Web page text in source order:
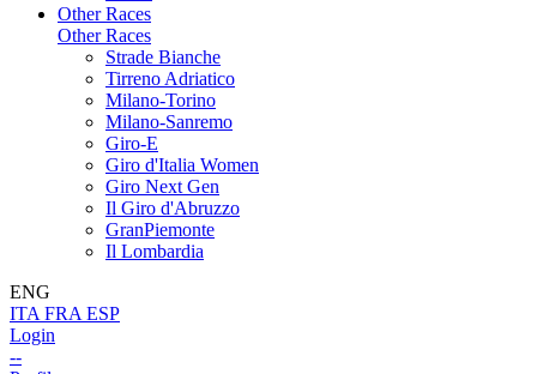
Other Races
Other Races
Strade Bianche
Tirreno Adriatico
Milano-Torino
Milano-Sanremo
Giro-E
Giro d'Italia Women
Giro Next Gen
Il Giro d'Abruzzo
GranPiemonte
Il Lombardia
ENG
ITA FRA ESP
Login
--